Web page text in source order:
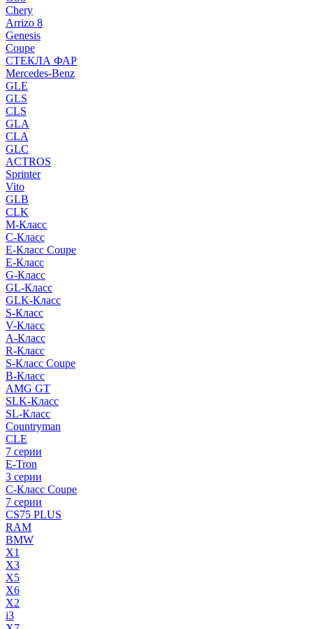
Chery
Arrizo 8
Genesis
Coupe
СТЕКЛА ФАР
Mercedes-Benz
GLE
GLS
CLS
GLA
CLA
GLC
ACTROS
Sprinter
Vito
GLB
CLK
M-Класс
C-Класс
E-Класс Coupe
E-Класс
G-Класс
GL-Класс
GLK-Класс
S-Класс
V-Класс
A-Класс
R-Класс
S-Класс Сoupe
B-Класс
AMG GT
SLK-Класс
SL-Класс
Countryman
CLE
7 серии
E-Tron
3 серии
C-Класс Coupe
7 серии
CS75 PLUS
RAM
BMW
X1
X3
X5
X6
X2
i3